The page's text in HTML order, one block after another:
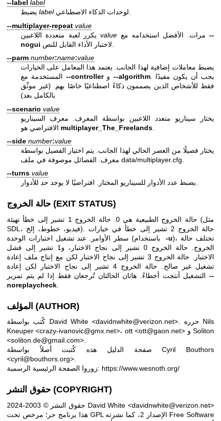
--label label
label
لوحدات الذكاء الاصطناعي.
--multiplayer-repeat value
يكرر لعبة متعددة اللاعبينvalue مرات. الأفضل استخدامه مع--
nogui
--parm number:name:value
يضبط معاملات إضافية لهذا الجانب. يعتمد هذا المعامل على الخيارات
--controller --algorithm. يجب أن يكون مفيدًا
فقط للأشخاص الذين يصممون ذكاءً اصطناعيًا خاصًا بهم. (غير موثّق
بالكامل بعد)
--scenario value
يختار سيناريو متعدد اللاعبين بواسطة المعرف. معرف السيناريو
multiplayer_The_Freelands
--side number:value
يختار فصيلًا من العصر الحالي لهذا الجانب. يتم اختيار الفصيل بواسطة
معرف. الفصائل موصوفة في ملف data/multiplayer.cfg.
--turns value
يضبط عدد الأدوار للسيناريو المختار. افتراضيًا لا يوجد حد للأدوار.
حالة الخروج (EXIT STATUS)
حالة الخروج الطبيعية هي 0. حالة الخروج 1 تشير إلى خطأ تهيئة (مثل
SDL، فيديو، خطوط، إلخ). حالة الخروج 2 تشير إلى خطأ في خيارات
سطر الأوامر.
-u)، تختلف حالة
الخروج. حالة الخروج 0 تشير إلى نجاح الاختبار، و1 تشير إلى فشل
الاختبار. حالة الخروج 3 تشير إلى نجاح الاختبار لكن مع إنتاج ملف إعادة
تشغيل غير صالح. حالة الخروج 4 تشير إلى نجاح الاختبار لكن إعادة
التشغيل أنتجت أخطاءً. هاتان الحالتان تُرجعان فقط إذا لم يتم تمرير--
noreplaycheck
المؤلف (AUTHOR)
كُتب بواسطة David White <davidnwhite@verizon.net>. حرره Nils
Kneuper <crazy-ivanovic@gmx.net>، ott <ott@gaon.net> و Soliton
<soliton.de@gmail.com>.
صفحة الدليل هذه كُتبت أصلاً بواسطة Cyril Bouthors
<cyril@bouthors.org>.
زوروا الصفحة الرئيسية الرسمية: https://www.wesnoth.org/
حقوق النشر (COPYRIGHT)
حقوق النشر © 2003-2024 David White <davidnwhite@verizon.net>
هذا برنامج حر؛ مرخص تحت GPL الإصدار 2، كما نشرته Free Software